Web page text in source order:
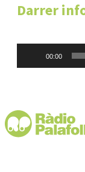
Darrer
00:00